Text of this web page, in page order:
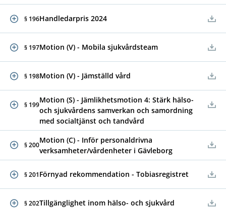
§ 196Handledarpris 2024
§ 197Motion (V) - Mobila sjukvårdsteam
§ 198Motion (V) - Jämställd vård
§ 199
Motion (S) - Jämlikhetsmotion 4: Stärk hälso-
och sjukvårdens samverkan och samordning
med socialtjänst och tandvård
§ 200
Motion (C) - Inför personaldrivna
verksamheter/vårdenheter i Gävleborg
§ 201Förnyad rekommendation - Tobiasregistret
§ 202Tillgänglighet inom hälso- och sjukvård